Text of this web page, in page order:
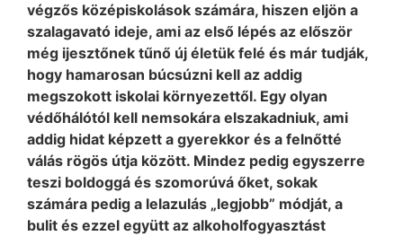
végzős középiskolások számára, hiszen eljön a
szalagavató ideje, ami az első lépés az először
még ijesztőnek tűnő új életük felé és már tudják,
hogy hamarosan búcsúzni kell az addig
megszokott iskolai környezettől. Egy olyan
védőhálótól kell nemsokára elszakadniuk, ami
addig hidat képzett a gyerekkor és a felnőtté
válás rögös útja között. Mindez pedig egyszerre
teszi boldoggá és szomorúvá őket, sokak
számára pedig a lelazulás „legjobb” módját, a
bulit és ezzel együtt az alkoholfogyasztást